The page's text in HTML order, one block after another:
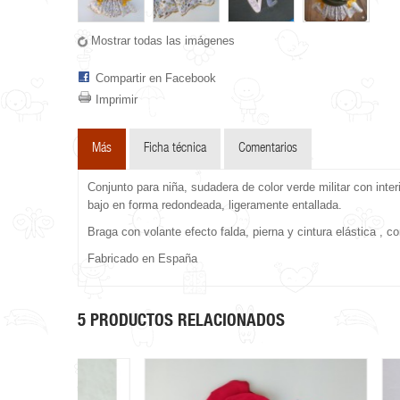
Mostrar todas las imágenes
Compartir en Facebook
Imprimir
Más Ficha técnica Comentarios
Conjunto para niña, sudadera de color verde militar con
bajo en forma redondeada, ligeramente entallada.
Braga con volante efecto falda, pierna y cintura elástica ,
Fabricado en España
5 PRODUCTOS RELACIONADOS